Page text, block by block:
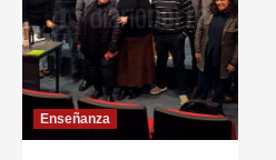
Enseñanza